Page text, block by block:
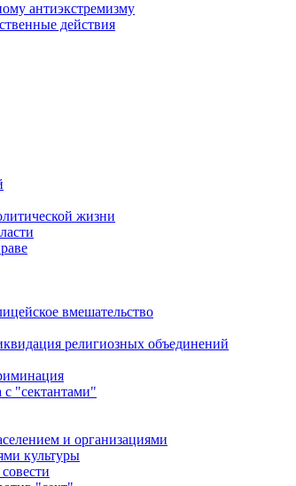
антиэкстремизму
действия
жизни
вмешательство
религиозных объединений
"сектантами"
и организациями
культуры